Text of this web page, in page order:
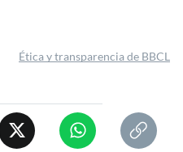
Ética y transparencia de BBCL